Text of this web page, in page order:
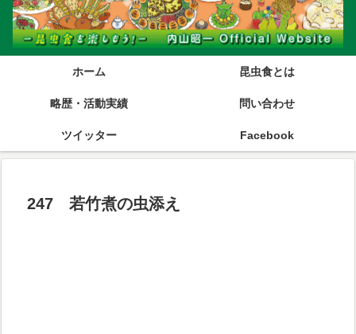
ホーム 昆虫食とは
略歴・活動実績 問い合わせ
ツイッター Facebook
247 若竹煮の虫添え